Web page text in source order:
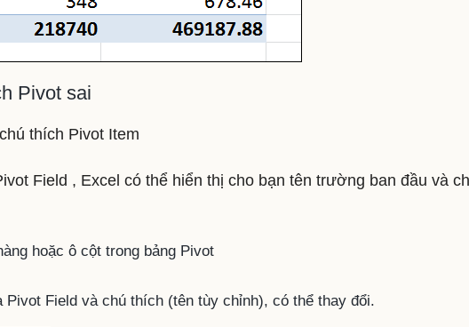
Pivot sai
thích Pivot Item
Field , Excel có thể hiển thị cho bạn tên trường ban đầu và
hoặc ô cột trong bảng Pivot
Pivot Field và chú thích (tên tùy chỉnh), có thể thay đổi.